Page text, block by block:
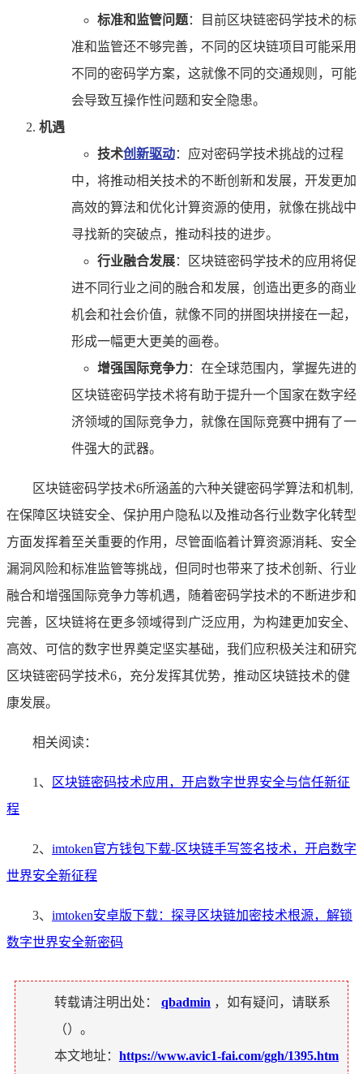
标准和监管问题：目前区块链密码学技术的标
准和监管还不够完善，不同的区块链项目可能采用
不同的密码学方案，这就像不同的交通规则，可能
会导致互操作性问题和安全隐患。
机遇
技术创新驱动：应对密码学技术挑战的过程
中，将推动相关技术的不断创新和发展，开发更加
高效的算法和优化计算资源的使用，就像在挑战中
寻找新的突破点，推动科技的进步。
行业融合发展：区块链密码学技术的应用将促
进不同行业之间的融合和发展，创造出更多的商业
机会和社会价值，就像不同的拼图块拼接在一起，
形成一幅更大更美的画卷。
增强国际竞争力：在全球范围内，掌握先进的
区块链密码学技术将有助于提升一个国家在数字经
济领域的国际竞争力，就像在国际竞赛中拥有了一
件强大的武器。
区块链密码学技术6所涵盖的六种关键密码学算法和机制,
在保障区块链安全、保护用户隐私以及推动各行业数字化转型
方面发挥着至关重要的作用，尽管面临着计算资源消耗、安全
漏洞风险和标准监管等挑战，但同时也带来了技术创新、行业
融合和增强国际竞争力等机遇，随着密码学技术的不断进步和
完善，区块链将在更多领域得到广泛应用，为构建更加安全、
高效、可信的数字世界奠定坚实基础，我们应积极关注和研究
区块链密码学技术6，充分发挥其优势，推动区块链技术的健
康发展。
相关阅读：
1、
区块链密码技术应用，开启数字世界安全与信任新征
程
2、 imtoken官方钱包下载-区块链手写签名技术，开启数字
世界安全新征程
3、 imtoken安卓版下载：探寻区块链加密技术根源，解锁
数字世界安全新密码
转载请注明出处： qbadmin ，如有疑问，请联系
（）。
本文地址： https://www.avic1-fai.com/ggh/1395.htm